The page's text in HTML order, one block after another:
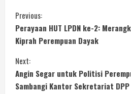
C
o
n
t
Previous:
Perayaan HUT LPDN ke-2:
Kiprah Perempuan Dayak
Next:
Angin Segar untuk Politisi
Sambangi Kantor Sekretariat